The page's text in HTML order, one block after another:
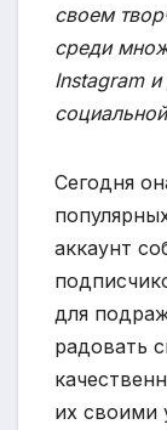
своем
среди
Instagram и
Сегодня
аккаунт
для
радовать
их своими